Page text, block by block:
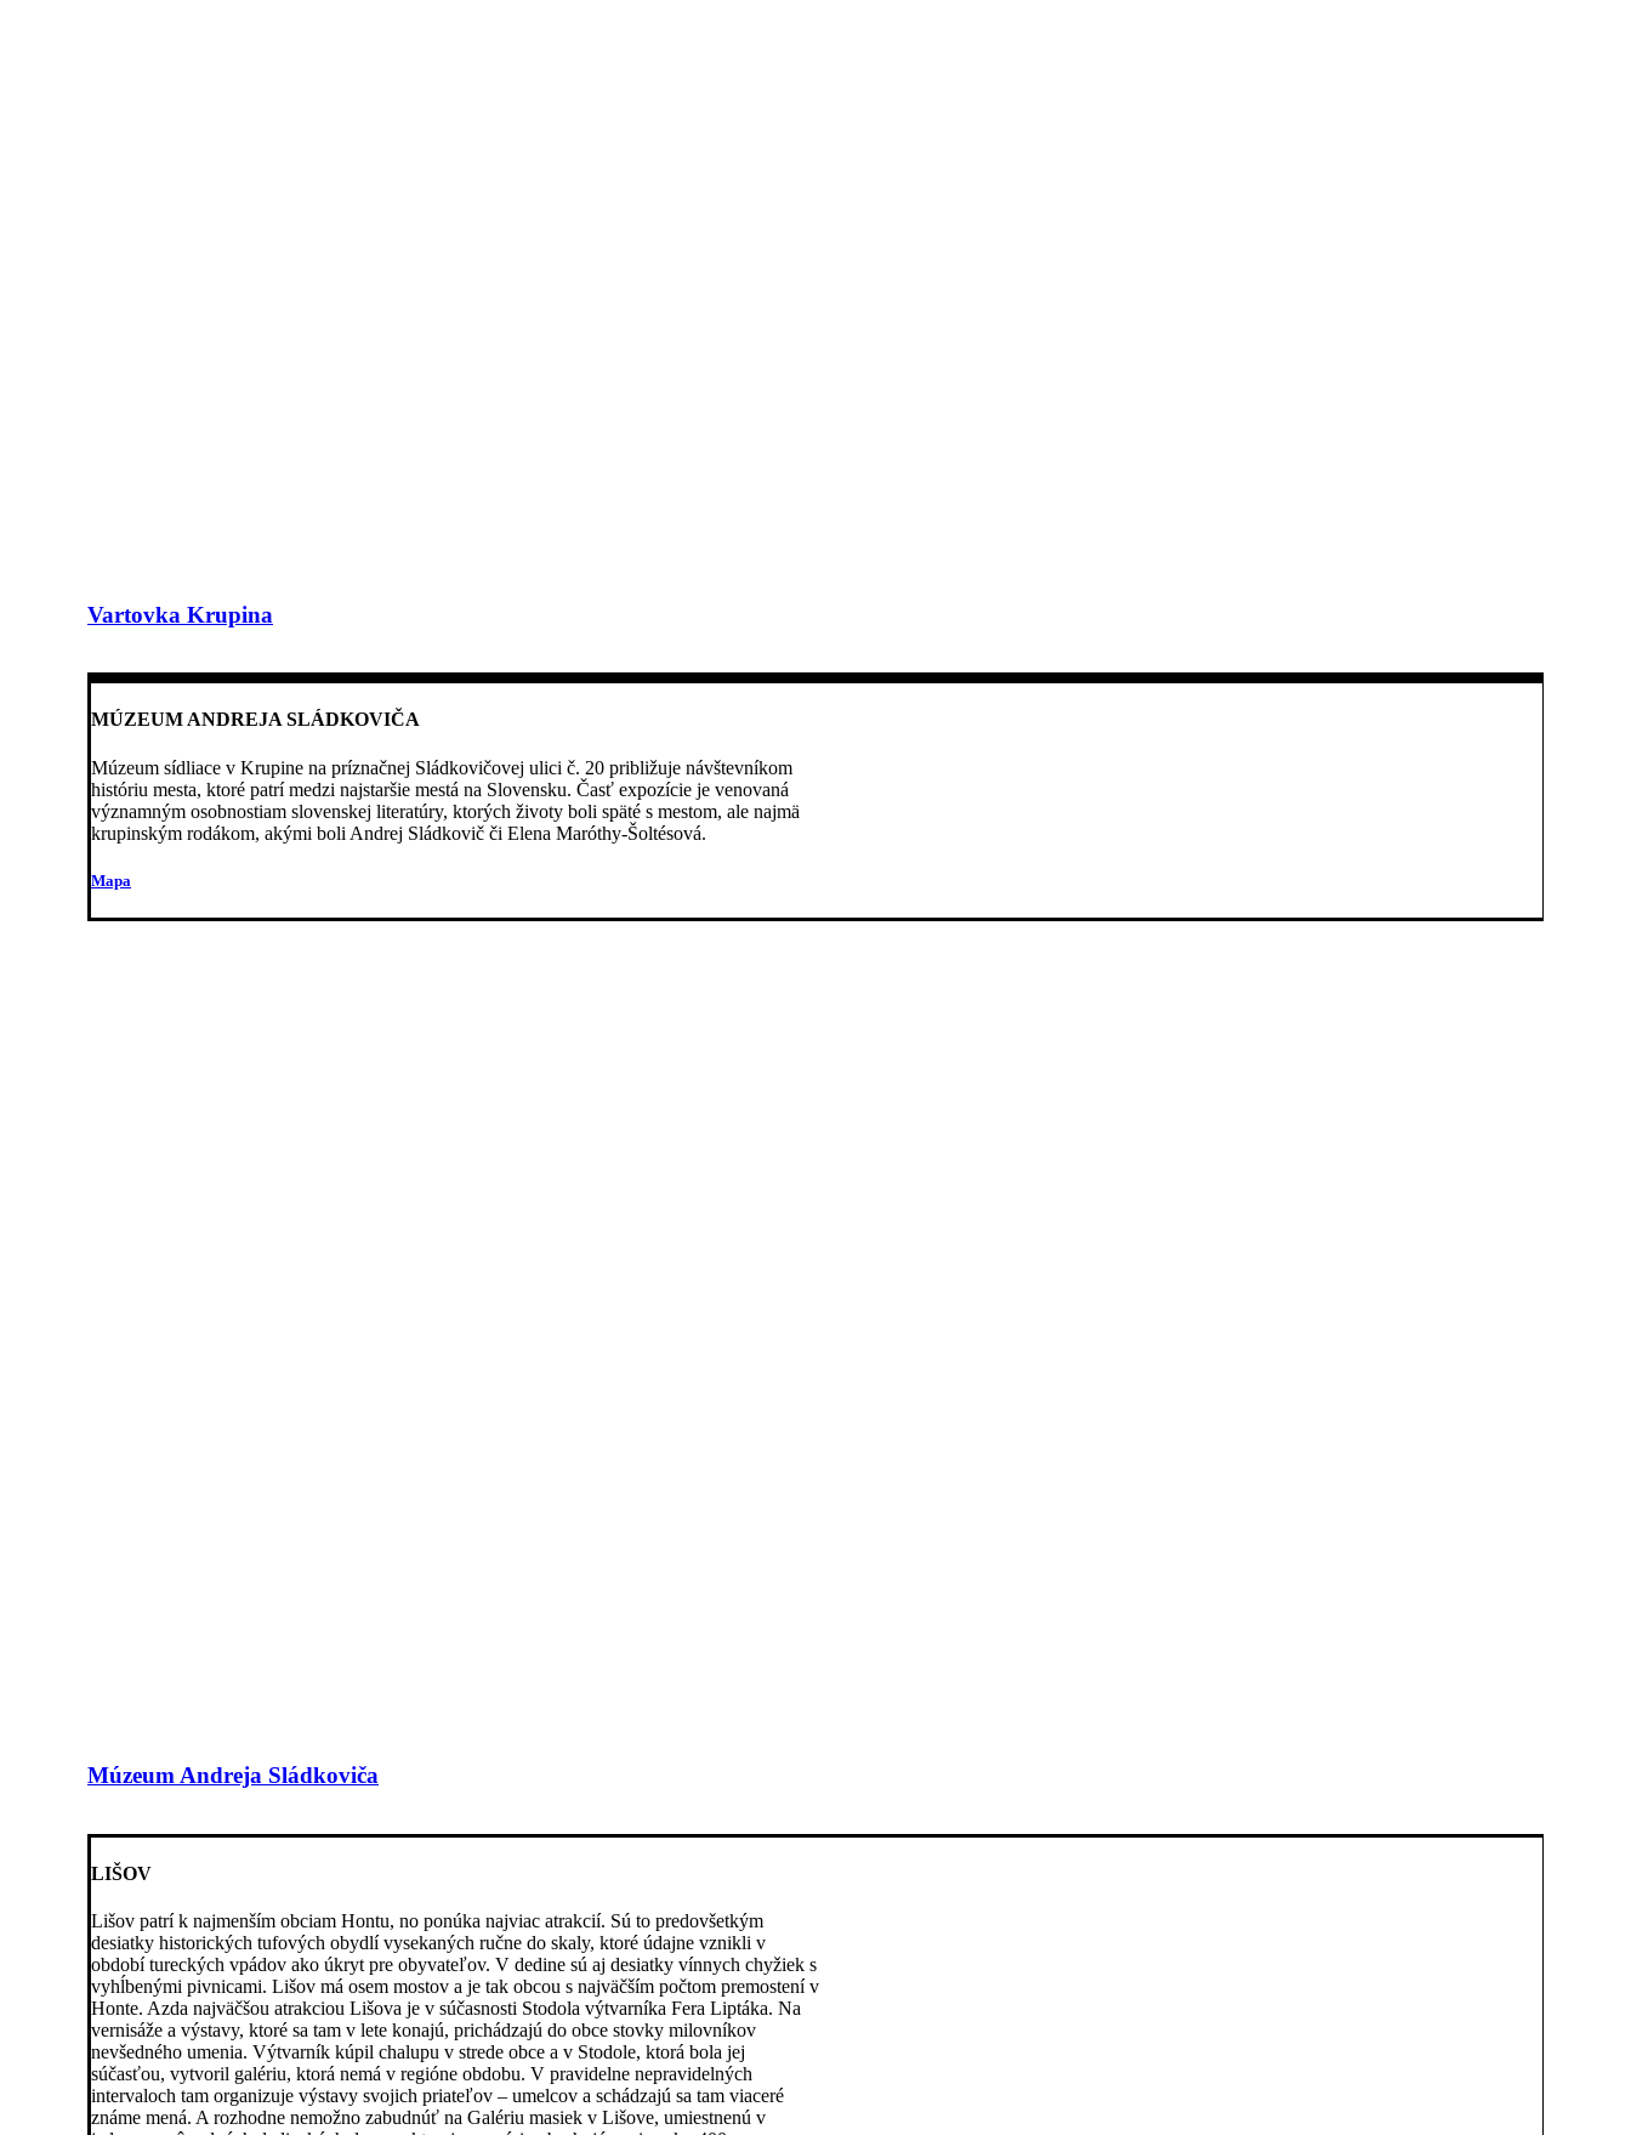
Vartovka Krupina
MÚZEUM ANDREJA SLÁDKOVIČA
Múzeum sídliace v Krupine na príznačnej Sládkovičovej ulici č. 20 približuje návštevníkom
históriu mesta, ktoré patrí medzi najstaršie mestá na Slovensku. Časť expozície je venovaná
významným osobnostiam slovenskej literatúry, ktorých životy boli späté s mestom, ale najmä
krupinským rodákom, akými boli Andrej Sládkovič či Elena Maróthy-Šoltésová.
Mapa
Múzeum Andreja Sládkoviča
LIŠOV
Lišov patrí k najmenším obciam Hontu, no ponúka najviac atrakcií. Sú to predovšetkým
desiatky historických tufových obydlí vysekaných ručne do skaly, ktoré údajne vznikli v
období tureckých vpádov ako úkryt pre obyvateľov. V dedine sú aj desiatky vínnych chyžiek s
vyhĺbenými pivnicami. Lišov má osem mostov a je tak obcou s najväčším počtom premostení v
Honte. Azda najväčšou atrakciou Lišova je v súčasnosti Stodola výtvarníka Fera Liptáka. Na
vernisáže a výstavy, ktoré sa tam v lete konajú, prichádzajú do obce stovky milovníkov
nevšedného umenia. Výtvarník kúpil chalupu v strede obce a v Stodole, ktorá bola jej
súčasťou, vytvoril galériu, ktorá nemá v regióne obdobu. V pravidelne nepravidelných
intervaloch tam organizuje výstavy svojich priateľov – umelcov a schádzajú sa tam viaceré
známe mená. A rozhodne nemožno zabudnúť na Galériu masiek v Lišove, umiestnenú v